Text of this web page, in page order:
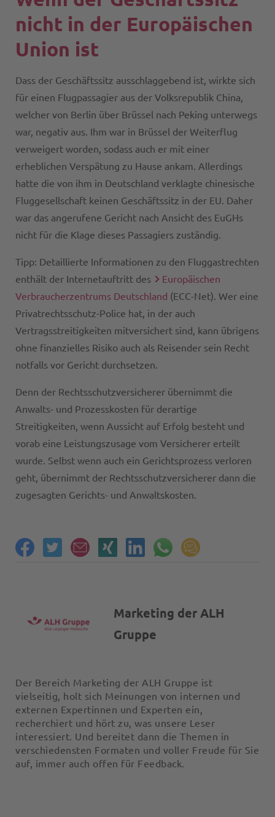
nicht in der Europäischen
Union ist
Dass der Geschäftssitz ausschlaggebend ist, wirkte sich
für einen Flugpassagier aus der Volksrepublik China,
welcher von Berlin über Brüssel nach Peking unterwegs
war, negativ aus. Ihm war in Brüssel der Weiterflug
verweigert worden, sodass auch er mit einer
erheblichen Verspätung zu Hause ankam. Allerdings
hatte die von ihm in Deutschland verklagte chinesische
Fluggesellschaft keinen Geschäftssitz in der EU. Daher
war das angerufene Gericht nach Ansicht des EuGHs
nicht für die Klage dieses Passagiers zuständig.
Tipp: Detaillierte Informationen zu den Fluggastrechten
enthält der Internetauftritt des
Europäischen
Verbraucherzentrums Deutschland (ECC-Net). Wer eine
Privatrechtsschutz-Police hat, in der auch
Vertragsstreitigkeiten mitversichert sind, kann übrigens
ohne finanzielles Risiko auch als Reisender sein Recht
notfalls vor Gericht durchsetzen.
Denn der Rechtsschutzversicherer übernimmt die
Anwalts- und Prozesskosten für derartige
Streitigkeiten, wenn Aussicht auf Erfolg besteht und
vorab eine Leistungszusage vom Versicherer erteilt
wurde. Selbst wenn auch ein Gerichtsprozess verloren
geht, übernimmt der Rechtsschutzversicherer dann die
zugesagten Gerichts- und Anwaltskosten.
Marketing der ALH
Gruppe
Der Bereich Marketing der ALH Gruppe ist
vielseitig, holt sich Meinungen von internen und
externen Expertinnen und Experten ein,
recherchiert und hört zu, was unsere Leser
interessiert. Und bereitet dann die Themen in
verschiedensten Formaten und voller Freude für Sie
auf, immer auch offen für Feedback.